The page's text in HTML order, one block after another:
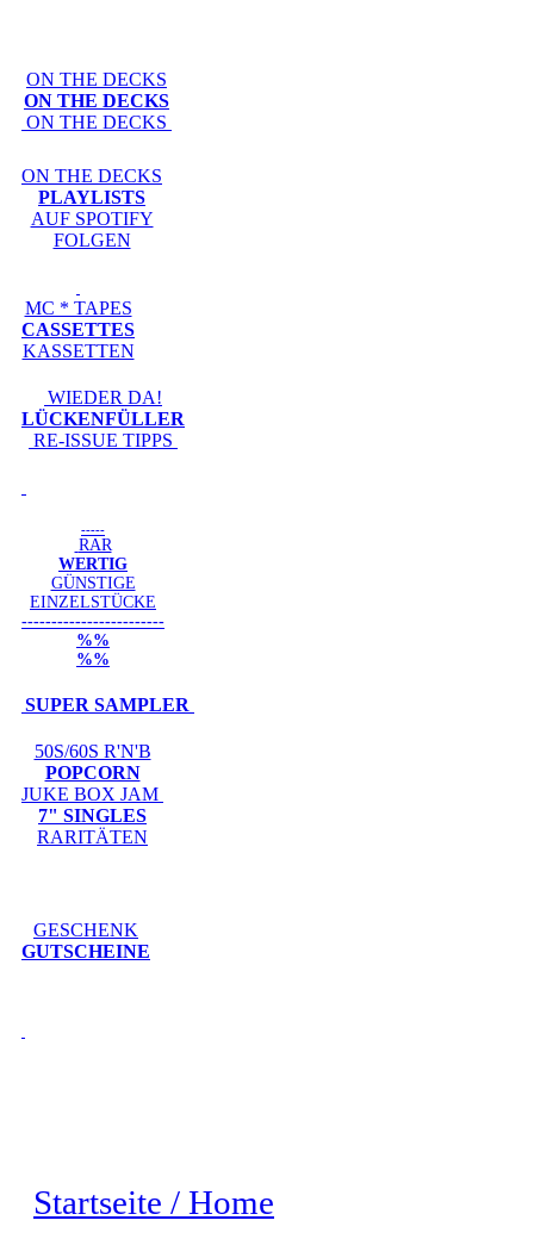
ON THE DECKS
ON THE DECKS
ON THE DECKS
ON THE DECKS
PLAYLISTS
AUF SPOTIFY
FOLGEN
MC * TAPES
CASSETTES
KASSETTEN
WIEDER DA!
LÜCKENFÜLLER
RE-ISSUE TIPPS
-----
RAR
WERTIG
GÜNSTIGE
EINZELSTÜCKE
------------------------
%%
%%
SUPER SAMPLER
50S/60S R'N'B
POPCORN
JUKE BOX JAM
7" SINGLES
RARITÄTEN
GESCHENK
GUTSCHEINE
Startseite / Home